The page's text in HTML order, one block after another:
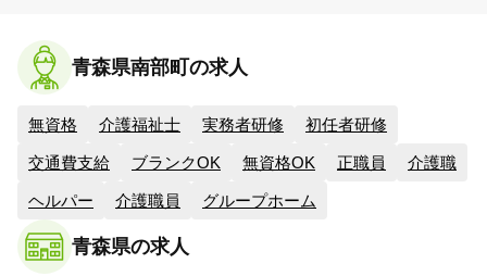
青森県南部町の求人
無資格 介護福祉士 実務者研修 初任者研修
交通費支給 ブランクOK 無資格OK 正職員 介護職
ヘルパー 介護職員 グループホーム
青森県の求人